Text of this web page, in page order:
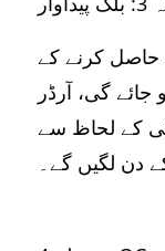
حاصل کرنے کے
جائے گی، آرڈر
کے لحاظ سے